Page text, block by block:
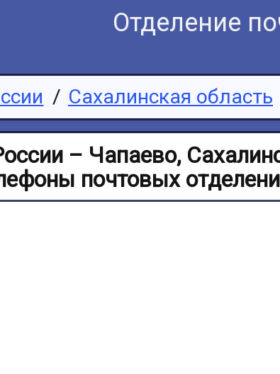
Отделение
/ Сахалинская область
– Чапаево,
почтовых